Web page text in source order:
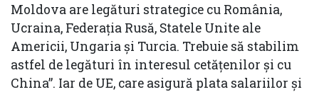
Moldova are legături strategice cu România,
Ucraina, Federația Rusă, Statele Unite ale
Americii, Ungaria și Turcia. Trebuie să stabilim
astfel de legături în interesul cetățenilor și cu
China”. Iar de UE, care asigură plata salariilor și